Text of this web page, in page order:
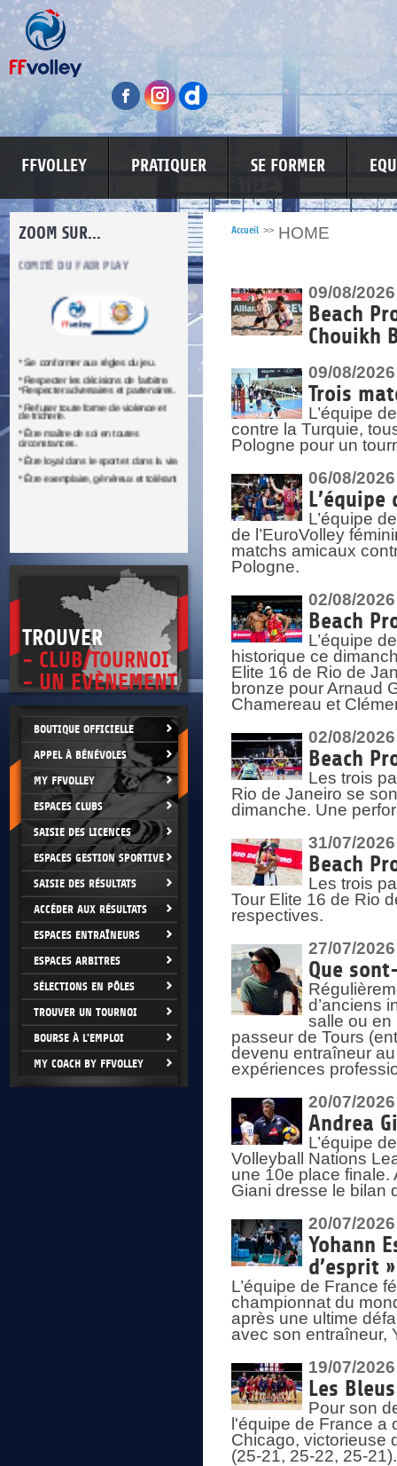
FFVOLLEY PRATIQUER SE FORMER
ZOOM SUR...
LUTTE CONTRE LES VIOLENCES MA PETITE SPONSO
>
TROUVER
- CLUB/TOURNOI
- UN EVÈNEMENT
BOUTIQUE OFFICIELLE
APPEL À BÉNÉVOLES
MY FFVOLLEY
ESPACES CLUBS
SAISIE DES LICENCES
ESPACES GESTION SPORTIVE
SAISIE DES RÉSULTATS
ACCÉDER AUX RÉSULTATS
ESPACES ENTRAÎNEURS
ESPACES ARBITRES
SÉLECTIONS EN PÔLES
TROUVER UN TOURNOI
BOURSE À L'EMPLOI
MY COACH BY FFVOLLEY
Accueil >> HOME
09/08/2026
Beach
Chouikh
09/08/2026
Trois
L’équipe
contre la Turquie,
Pologne pour un
06/08/2026
L’équipe
L’équipe
de l’EuroVolley
matchs amicaux
Pologne.
02/08/2026
Beach
L’équipe
historique ce
Elite 16 de Rio de
bronze pour Arnaud
Chamereau et
02/08/2026
Beach
Les trois
Rio de Janeiro se
dimanche. Une
31/07/2026
Beach
Les trois
Tour Elite 16 de Rio
respectives.
27/07/2026
Que
d’anciens
salle ou en
passeur de Tours
devenu entraîneur
expériences
20/07/2026
Andrea
L’équipe
Volleyball Nations
une 10e place finale.
Giani dresse le bilan
20/07/2026
Yohann
d’esprit »
L’équipe de France
championnat du
après une ultime
avec son entraîneur,
19/07/2026
Les
Pour son
l'équipe de France a
Chicago, victorieuse
(25-21, 25-22, 25-